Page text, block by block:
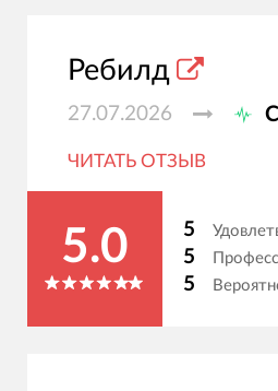
Ребилд
27.07.2026
ЧИТАТЬ ОТЗЫВ
5.0 5
5
5